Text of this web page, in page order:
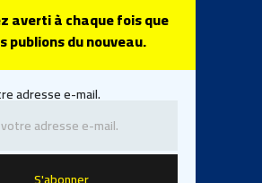
averti à chaque fois que
publions du nouveau.
adresse e-mail.